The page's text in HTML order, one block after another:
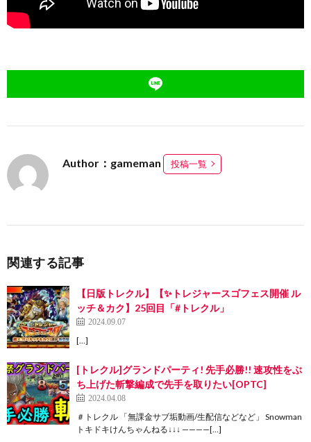
Author：gameman 投稿一覧
関連する記事
【日版トレクル】【✨トレジャースゴフェス開催 ル
ッチ＆カク】25回目「#トレクル」
2024.09.07
[…]
[トレクル]グランドパーティ! 先手必勝!! 速攻性をぶ
ち上げた斬撃編成で先手を取りたい[OPTC]
2024.04.08
＃トレクル 「無課金サブ垢動画/生配信などなど」 Snowman
トキドキけんちゃんねる↓↓↓ ————[…]